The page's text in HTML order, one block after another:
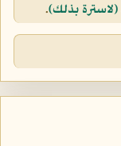
(لاسترة بذلك).